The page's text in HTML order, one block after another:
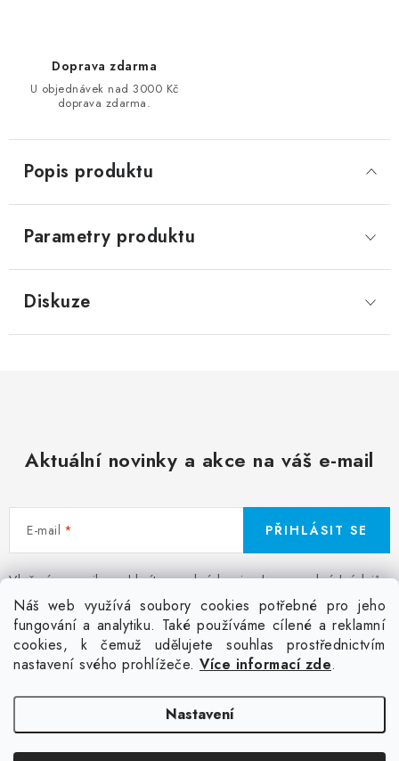
Náš web využívá soubory cookies potřebné pro jeho
fungování a analytiku. Také používáme cílené a reklamní
cookies, k čemuž udělujete souhlas prostřednictvím
nastavení svého prohlížeče. Více informací zde.
Nastavení
Doprava zdarma
U objednávek nad 3000 Kč
doprava zdarma.
Popis produktu
Parametry produktu
Diskuze
Aktuální novinky a akce na váš e-mail
E-mail
Vložením e-mailu souhlasíte spodmínkami ochrany osobních údajů
PŘIHLÁSIT SE
Facebook Kontakt Jak nakupovat
Poptávka potisku textilu
Akce a slevy GDPR + cookies Obchodní podmínky
Doprava
Copyright 2026Colordot.cz. Všechna práva vyhrazena.Upravit nastavení